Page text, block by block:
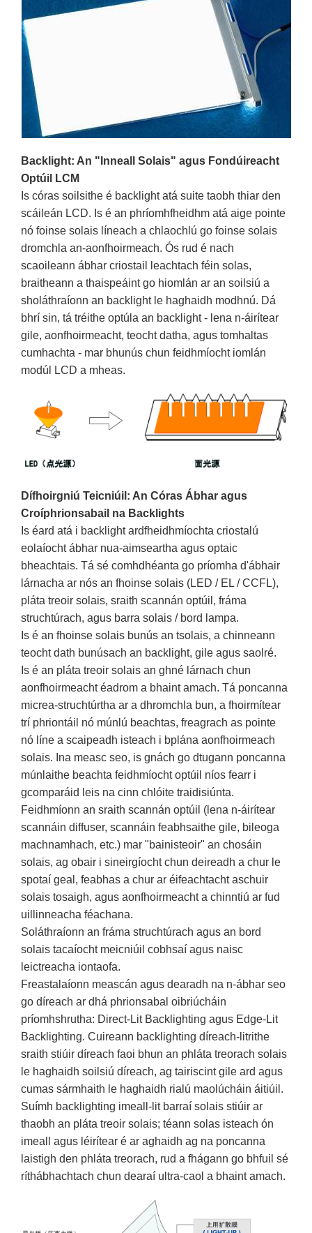
Backlight: An "Inneall Solais" agus Fondúireacht
Optúil LCM
Is córas soilsithe é backlight atá suite taobh thiar den
scáileán LCD. Is é an phríomhfheidhm atá aige pointe
nó foinse solais líneach a chlaochlú go foinse solais
dromchla an-aonfhoirmeach. Ós rud é nach
scaoileann ábhar criostail leachtach féin solas,
braitheann a thaispeáint go hiomlán ar an soilsiú a
sholáthraíonn an backlight le haghaidh modhnú. Dá
bhrí sin, tá tréithe optúla an backlight - lena n-áirítear
gile, aonfhoirmeacht, teocht datha, agus tomhaltas
cumhachta - mar bhunús chun feidhmíocht iomlán
modúl LCD a mheas.
Dífhoirgniú Teicniúil: An Córas Ábhar agus
Croíphrionsabail na Backlights
Is éard atá i backlight ardfheidhmíochta criostalú
eolaíocht ábhar nua-aimseartha agus optaic
bheachtais. Tá sé comhdhéanta go príomha d'ábhair
lárnacha ar nós an fhoinse solais (LED / EL / CCFL),
pláta treoir solais, sraith scannán optúil, fráma
struchtúrach, agus barra solais / bord lampa.
Is é an fhoinse solais bunús an tsolais, a chinneann
teocht dath bunúsach an backlight, gile agus saolré.
Is é an pláta treoir solais an ghné lárnach chun
aonfhoirmeacht éadrom a bhaint amach. Tá poncanna
micrea-struchtúrtha ar a dhromchla bun, a fhoirmítear
trí phriontáil nó múnlú beachtas, freagrach as pointe
nó líne a scaipeadh isteach i bplána aonfhoirmeach
solais. Ina measc seo, is gnách go dtugann poncanna
múnlaithe beachta feidhmíocht optúil níos fearr i
gcomparáid leis na cinn chlóite traidisiúnta.
Feidhmíonn an sraith scannán optúil (lena n-áirítear
scannáin diffuser, scannáin feabhsaithe gile, bileoga
machnamhach, etc.) mar "bainisteoir" an chosáin
solais, ag obair i sineirgíocht chun deireadh a chur le
spotaí geal, feabhas a chur ar éifeachtacht aschuir
solais tosaigh, agus aonfhoirmeacht a chinntiú ar fud
uillinneacha féachana.
Soláthraíonn an fráma struchtúrach agus an bord
solais tacaíocht meicniúil cobhsaí agus naisc
leictreacha iontaofa.
Freastalaíonn meascán agus dearadh na n-ábhar seo
go díreach ar dhá phrionsabal oibriúcháin
príomhshrutha: Direct-Lit Backlighting agus Edge-Lit
Backlighting. Cuireann backlighting díreach-litrithe
sraith stiúir díreach faoi bhun an phláta treorach solais
le haghaidh soilsiú díreach, ag tairiscint gile ard agus
cumas sármhaith le haghaidh rialú maolúcháin áitiúil.
Suímh backlighting imeall-lit barraí solais stiúir ar
thaobh an pláta treoir solais; téann solas isteach ón
imeall agus léirítear é ar aghaidh ag na poncanna
laistigh den phláta treorach, rud a fhágann go bhfuil sé
ríthábhachtach chun dearaí ultra-caol a bhaint amach.